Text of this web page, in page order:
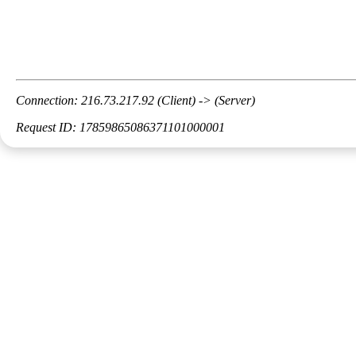
Connection: 216.73.217.92 (Client) -> (Server)
Request ID: 17859865086371101000001